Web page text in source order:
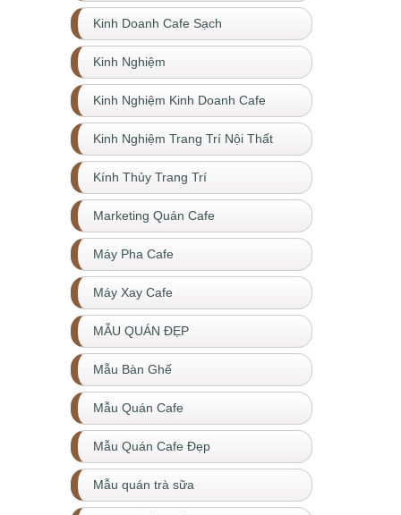
Kinh Doanh Cafe Sạch
Kinh Nghiệm
Kinh Nghiệm Kinh Doanh Cafe
Kinh Nghiệm Trang Trí Nội Thất
Kính Thủy Trang Trí
Marketing Quán Cafe
Máy Pha Cafe
Máy Xay Cafe
MẪU QUÁN ĐẸP
Mẫu Bàn Ghế
Mẫu Quán Cafe
Mẫu Quán Cafe Đẹp
Mẫu quán trà sữa